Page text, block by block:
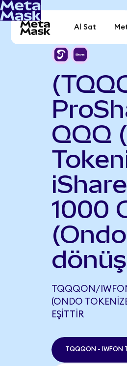
Al Sat
QQQ
1000
TQQQON/
(ONDO
EŞITTIR
TQQQON - IWFON